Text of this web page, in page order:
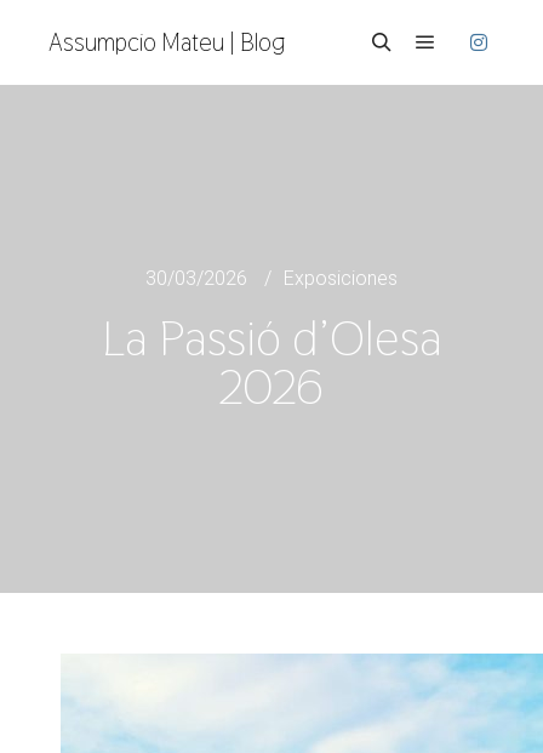
Assumpcio Mateu | Blog
30/03/2026 Exposiciones
La Passió d’Olesa
2026